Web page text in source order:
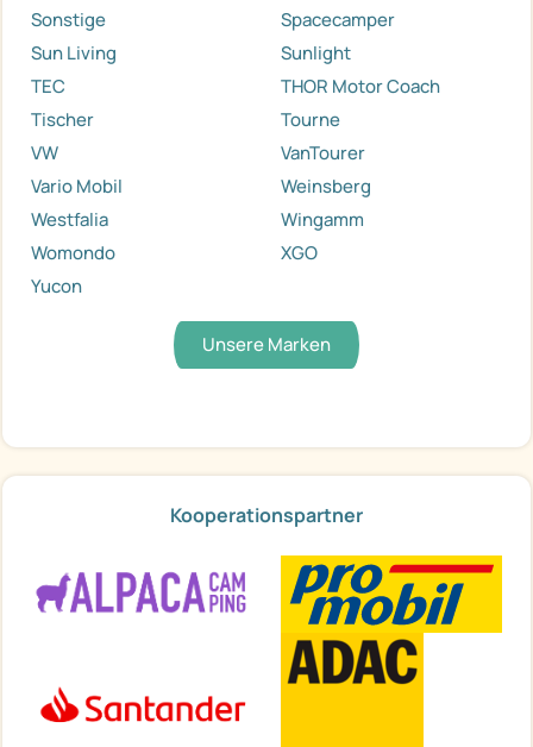
Sonstige
Spacecamper
Sun Living
Sunlight
TEC
THOR Motor Coach
Tischer
Tourne
VW
VanTourer
Vario Mobil
Weinsberg
Westfalia
Wingamm
Womondo
XGO
Yucon
Unsere Marken
Kooperationspartner